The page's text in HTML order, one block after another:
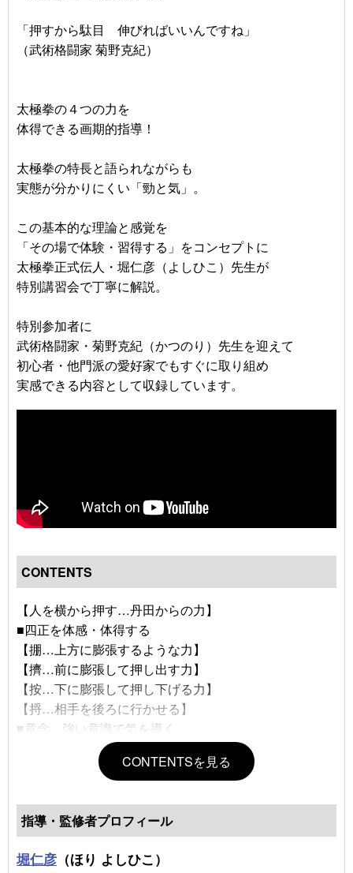
「押すから駄目 伸びればいいんですね」
（武術格闘家 菊野克紀）
太極拳の４つの力を
体得できる画期的指導！
太極拳の特長と語られながらも
実態が分かりにくい「勁と気」。
この基本的な理論と感覚を
「その場で体験・習得する」をコンセプトに
太極拳正式伝人・堀仁彦（よしひこ）先生が
特別講習会で丁寧に解説。
特別参加者に
武術格闘家・菊野克紀（かつのり）先生を迎えて
初心者・他門派の愛好家でもすぐに取り組め
実感できる内容として収録しています。
CONTENTS
【人を横から押す…丹田からの力】
■四正を体感・体得する
【掤…上方に膨張するような力】
【擠…前に膨張して押し出す力】
【按…下に膨張して押し下げる力】
【捋…相手を後ろに行かせる】
■意念…強い意識で気を導く
■纏絲勁…螺旋状の方向を持った力
CONTENTSを見る
指導・監修者プロフィール
堀仁彦 （ほり よしひこ）